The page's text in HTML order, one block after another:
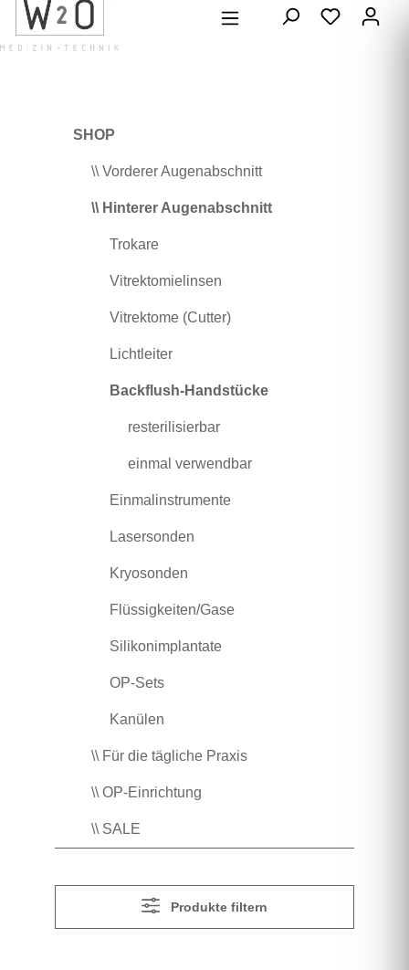
springen
SHOP
\\ Vorderer Augenabschnitt
\\ Hinterer Augenabschnitt
Trokare
Vitrektomielinsen
Vitrektome (Cutter)
Lichtleiter
Backflush-Handstücke
resterilisierbar
einmal verwendbar
Einmalinstrumente
Lasersonden
Kryosonden
Flüssigkeiten/Gase
Silikonimplantate
OP-Sets
Kanülen
\\ Für die tägliche Praxis
\\ OP-Einrichtung
\\ SALE
Produkte filtern